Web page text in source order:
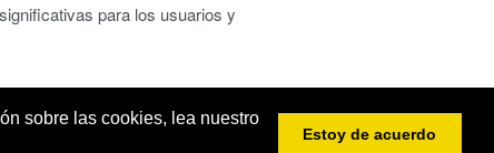
sobre las cookies, lea nuestro
Estoy de acuerdo
para los usuarios y